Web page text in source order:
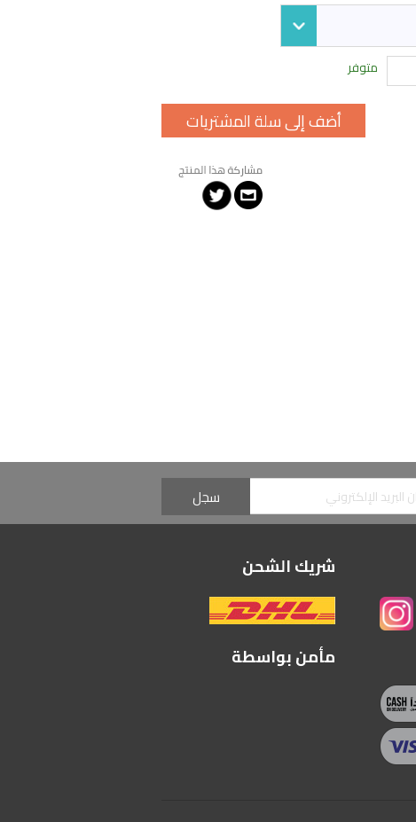
متوفر
شريك الشحن
مأمن بواسطة